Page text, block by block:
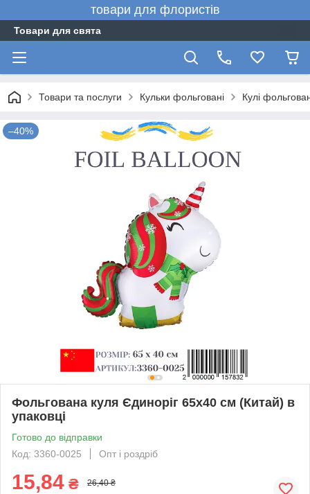
товари для флористів
Товари для свята
Товари та послуги Кульки фольговані Кулі
–40%
Фольгована куля Єдиноріг 65х40 см (Китай) в
упаковці
Готово до відправки
Код: 3360-0025
Опт і роздріб
15,84 ₴ 26,40 ₴